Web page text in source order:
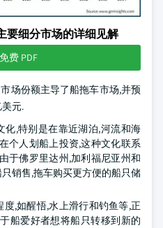
要细分市场的详细见解
费 PDF
场份额主导了船拖车市场,并预
元.
化,特别是在靠近湖泊,河流和海
个人划船上投资,这种文化联系
于佛罗里达州,加利福尼亚州和
销售,拖车购买更方便的船只储
,如醒悟,水上滑行和钓鱼等,正
船爱好者想将船只转移到新的